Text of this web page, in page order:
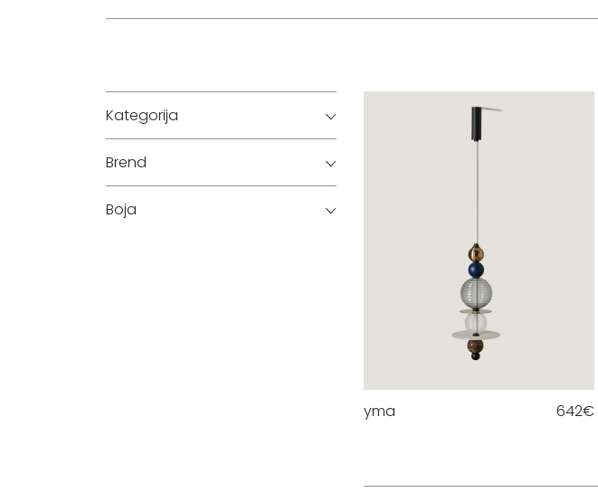
Kategorija
Brend
Boja
yma 642€